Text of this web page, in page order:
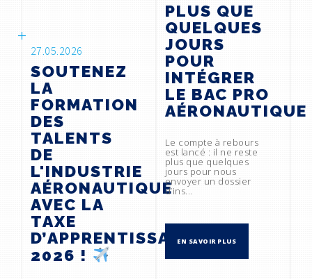
27.05.2026
SOUTENEZ
LA
FORMATION
DES
TALENTS
DE
L'INDUSTRIE
AÉRONAUTIQUE
AVEC LA
TAXE
D’APPRENTISSAGE
2026 !
PLUS QUE
QUELQUES
JOURS
POUR
INTÉGRER
LE BAC PRO
AÉRONAUTIQUE
Le compte à rebours
est lancé : il ne reste
plus que quelques
jours pour nous
envoyer un dossier
d’ins...
EN SAVOIR PLUS